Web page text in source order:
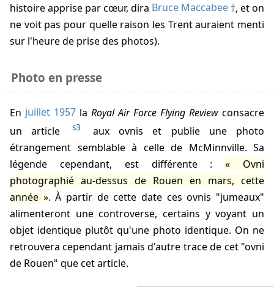
histoire apprise par cœur, dira Bruce Maccabee , et on
ne voit pas pour quelle raison les Trent auraient menti
sur l'heure de prise des photos).
Photo en presse
En juillet 1957 la Royal Air Force Flying Review consacre
un article
s3
aux ovnis et publie une photo
étrangement semblable à celle de McMinnville. Sa
légende cependant, est différente :
Ovni
photographié au-dessus de Rouen en mars, cette
année
. À partir de cette date ces ovnis "jumeaux"
alimenteront une controverse, certains y voyant un
objet identique plutôt qu'une photo identique. On ne
retrouvera cependant jamais d'autre trace de cet "ovni
de Rouen" que cet article.